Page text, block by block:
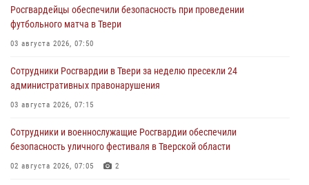
Росгвардейцы обеспечили безопасность при проведении
футбольного матча в Твери
03 августа 2026, 07:50
Сотрудники Росгвардии в Твери за неделю пресекли 24
административных правонарушения
03 августа 2026, 07:15
Сотрудники и военнослужащие Росгвардии обеспечили
безопасность уличного фестиваля в Тверской области
02 августа 2026, 07:05 2